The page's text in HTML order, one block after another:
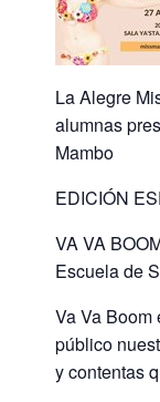
La Alegre
alumnas
Mambo
EDICIÓN
VA VA
Escuela de
Va Va Boom
público
y contentas